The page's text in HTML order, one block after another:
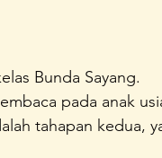
Bunda Sayang.
pada anak
tahapan kedua,